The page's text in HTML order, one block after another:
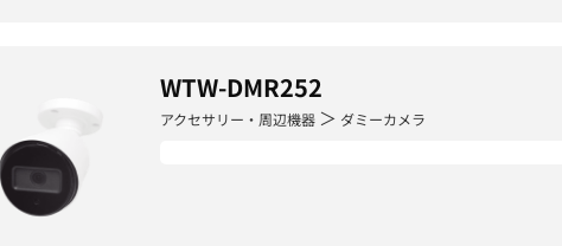
WTW-DMR252
アクセサリー・周辺機器 ＞ ダミーカメラ